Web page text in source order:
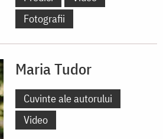
Fotografii
Maria Tudor
Cuvinte ale autorului
Video